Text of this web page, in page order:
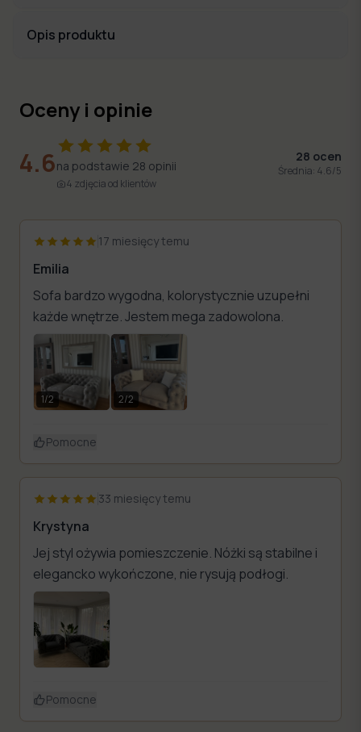
Opis produktu
Oceny i opinie
4.6na podstawie 28 opinii
4 zdjęciaod klientów
28 ocen
Średnia: 4.6/5
17 miesięcy temu
Emilia
Sofa bardzo wygodna, kolorystycznie uzupełni
każde wnętrze. Jestem mega zadowolona.
1/2 2/2
Pomocne
33 miesięcy temu
Krystyna
Jej styl ożywia pomieszczenie. Nóżki są stabilne i
elegancko wykończone, nie rysują podłogi.
Pomocne